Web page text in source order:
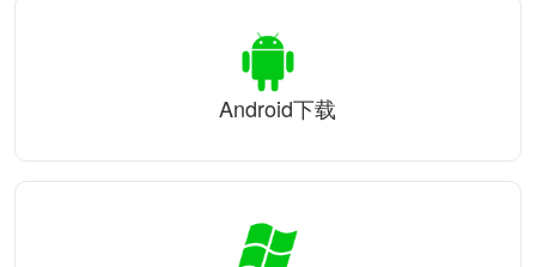
Android下载